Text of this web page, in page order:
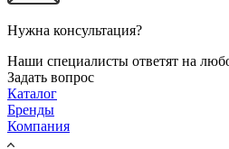
Нужна консультация?
Наши специалисты ответят на
Задать вопрос
Каталог
Бренды
Компания